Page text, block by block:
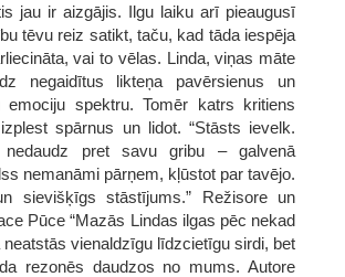
jau ir aizgājis. Ilgu laiku arī pieaugusī
tēvu reiz satikt, taču, kad tāda iespēja
vai to vēlas. Linda, viņas māte
negaidītus likteņa pavērsienus un
emociju spektru. Tomēr katrs kritiens
spārnus un lidot. “Stāsts ievelk.
pret savu gribu – galvenā
nemanāmi pārņem, kļūstot par tavējo.
sievišķīgs stāstījums.” Režisore un
Pūce “Mazās Lindas ilgas pēc nekad
neatstās vienaldzīgu līdzcietīgu sirdi, bet
rezonēs daudzos no mums. Autore